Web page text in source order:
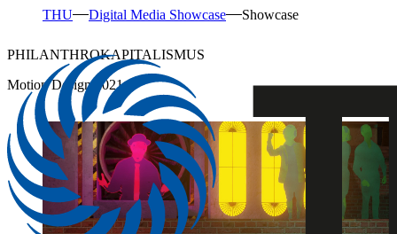
THU Digital Media Showcase Showcase
PHILANTHROKAPITALISMUS
Motion Design 2021